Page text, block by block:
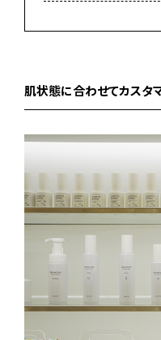
肌状態に合わせてカスタ